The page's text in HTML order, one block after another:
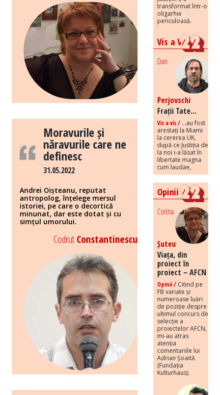
Moravurile și
năravurile care ne
definesc
31.05.2022
Andrei Oișteanu, reputat
antropolog, înțelege mersul
istoriei, pe care o decortică
minunat, dar este dotat și cu
simțul umorului.
Codrut Constantinescu
transformat într-o
oligarhie
periculoasă.
Vis a Vis
Dan
Perjovschi
Frații Tate...
Vis a vis / ...au fost
arestați la Miami
la cererea UK,
după ce Justiția de
la noi i-a lăsat în
libertate magna
cum laudae,
Opinii
Corina
Șuteu
Viața, din
proiect în
proiect – AFCN
Opinii / Citind pe
FB variate și
numeroase luări
de poziție despre
ultimul concurs de
selecție a
proiectelor AFCN,
mi-au atras
atenția
comentariile lui
Adrian Șoaită
(Fundația
Kulturhaus).